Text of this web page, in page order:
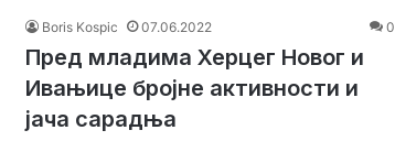
Boris Kospic 07.06.2022 0
Пред младима Херцег Новог и
Ивањице бројне активности и
јача сарадња